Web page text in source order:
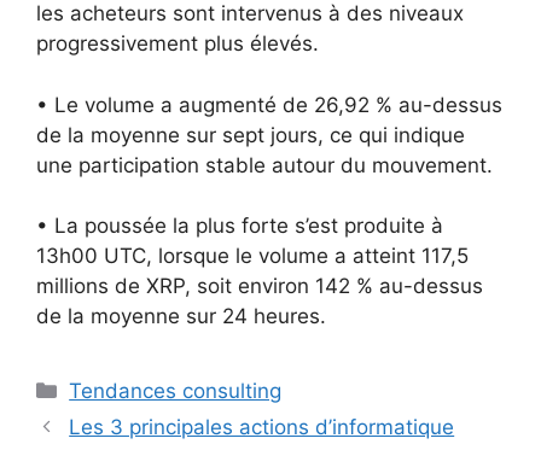
les acheteurs sont intervenus à des niveaux
progressivement plus élevés.
• Le volume a augmenté de 26,92 % au-dessus
de la moyenne sur sept jours, ce qui indique
une participation stable autour du mouvement.
• La poussée la plus forte s’est produite à
13h00 UTC, lorsque le volume a atteint 117,5
millions de XRP, soit environ 142 % au-dessus
de la moyenne sur 24 heures.
Catégories
Tendances consulting
Les 3 principales actions d’informatique